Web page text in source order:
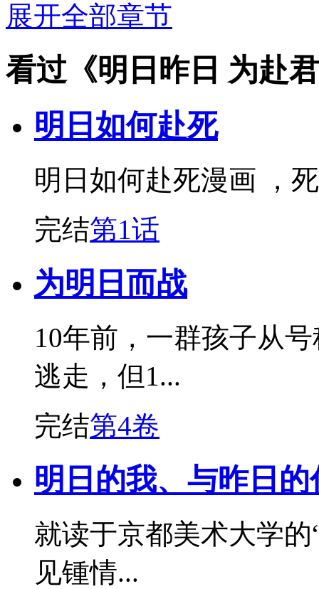
展开全部章节
看过《明日昨日 为赴
明日如何赴死
明日如何赴死漫画 ，
完结第1话
为明日而战
10年前，一群孩子从
逃走，但1...
完结第4卷
明日的我、与昨日的
就读于京都美术大学
见锺情...